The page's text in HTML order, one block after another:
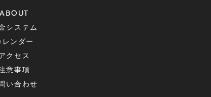
ABOUT
システム
レンダー
アクセス
意事項
い合わせ